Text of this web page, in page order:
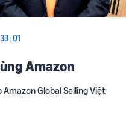
33 : 01
Amazon
Global Selling Việt